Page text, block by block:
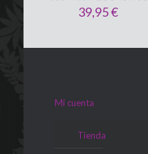
39,95€
Mi cuenta
Tienda